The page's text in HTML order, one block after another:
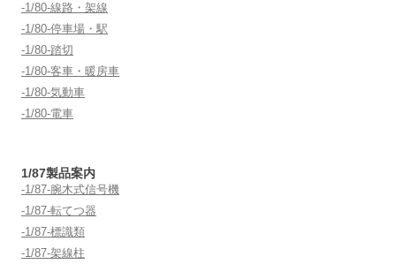
-1/80-線路・架線
-1/80-停車場・駅
-1/80-踏切
-1/80-客車・暖房車
-1/80-気動車
-1/80-電車
1/87製品案内
-1/87-腕木式信号機
-1/87-転てつ器
-1/87-標識類
-1/87-架線柱